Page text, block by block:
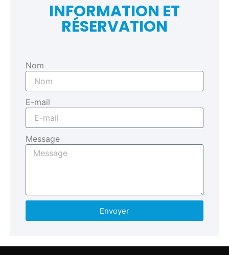
INFORMATION ET
RÉSERVATION
Nom
E-mail
Message
Envoyer